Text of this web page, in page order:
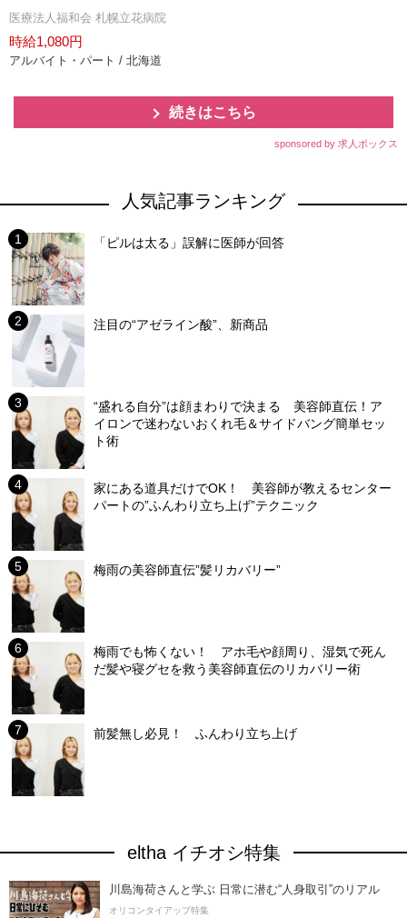
医療法人福和会 札幌立花病院
時給1,080円
アルバイト・パート / 北海道
続きはこちら
sponsored by 求人ボックス
人気記事ランキング
「ピルは太る」誤解に医師が回答
注目の“アゼライン酸”、新商品
“盛れる自分”は顔まわりで決まる 美容師直伝！ア
イロンで迷わないおくれ毛＆サイドバング簡単セッ
ト術
家にある道具だけでOK！ 美容師が教えるセンター
パートの”ふんわり立ち上げ”テクニック
梅雨の美容師直伝”髪リカバリー”
梅雨でも怖くない！ アホ毛や顔周り、湿気で死ん
だ髪や寝グセを救う美容師直伝のリカバリー術
前髪無し必見！ ふんわり立ち上げ
eltha イチオシ特集
川島海荷さんと学ぶ 日常に潜む“人身取引”のリアル
オリコンタイアップ特集